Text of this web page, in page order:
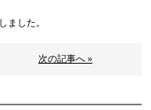
ました。
次の記事へ »